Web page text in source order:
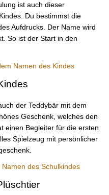
ist auch dieser
Du bestimmst die
Aufdrucks. Der Name wird
So ist der Start in den
Namen des Kindes
der Teddybär mit dem
Geschenk, welches den
einen Begleiter für die ersten
Spielzeug mit persönlicher
des Schulkindes